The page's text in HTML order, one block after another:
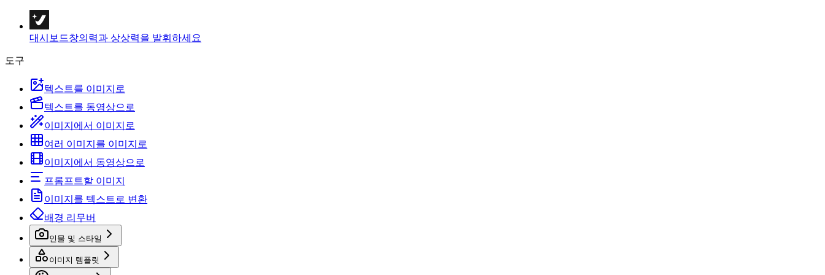
대시보드창의력과 상상력을 발휘하세요
도구
텍스트를 이미지로
텍스트를 동영상으로
이미지에서 이미지로
여러 이미지를 이미지로
이미지에서 동영상으로
프롬프트할 이미지
이미지를 텍스트로 변환
배경 리무버
인물 및 스타일
이미지 템플릿